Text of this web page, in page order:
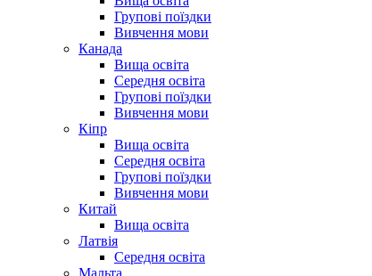
Групові поїздки
Вивчення мови
Канада
Вища освіта
Середня освіта
Групові поїздки
Вивчення мови
Кіпр
Вища освіта
Середня освіта
Групові поїздки
Вивчення мови
Китай
Вища освіта
Латвія
Середня освіта
Мальта